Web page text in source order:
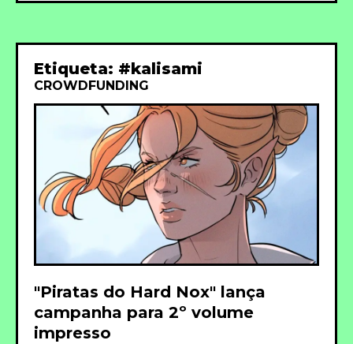
Etiqueta: #kalisami
CROWDFUNDING
"Piratas do Hard Nox" lança
campanha para 2º volume
impresso